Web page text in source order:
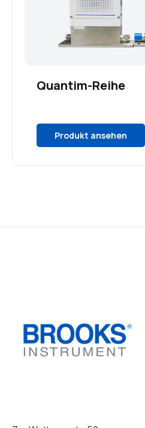
Quantim-Reihe
Produkt ansehen